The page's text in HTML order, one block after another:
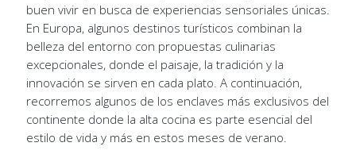
buen vivir en busca de experiencias sensoriales únicas.
En Europa, algunos destinos turísticos combinan la
belleza del entorno con propuestas culinarias
excepcionales, donde el paisaje, la tradición y la
innovación se sirven en cada plato. A continuación,
recorremos algunos de los enclaves más exclusivos del
continente donde la alta cocina es parte esencial del
estilo de vida y más en estos meses de verano.